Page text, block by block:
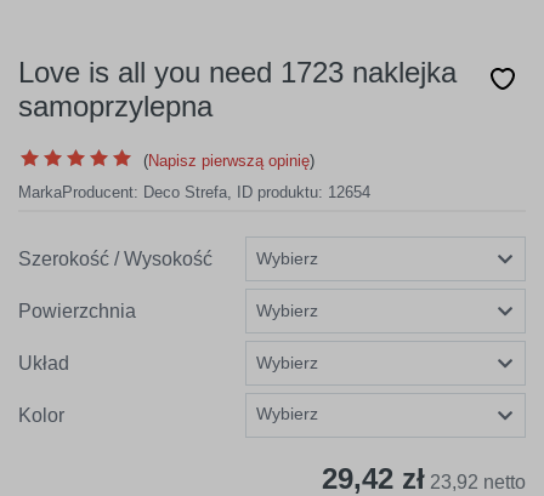
Love is all you need 1723 naklejka
samoprzylepna
(Napisz pierwszą opinię)
MarkaProducent: Deco Strefa, ID produktu: 12654
Szerokość / Wysokość
Powierzchnia
Układ
Kolor Wybierz
29,42 zł 23,92 netto